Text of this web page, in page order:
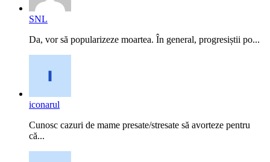
SNL
Da, vor să popularizeze moartea. În general, progresiștii po...
iconarul
Cunosc cazuri de mame presate/stresate să avorteze pentru
că...